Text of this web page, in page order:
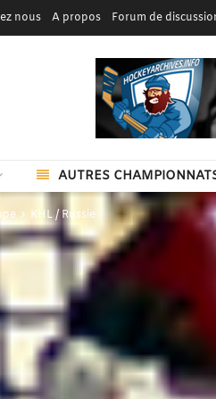
nous A propos Forum de
AUTRES
KHL / Russie